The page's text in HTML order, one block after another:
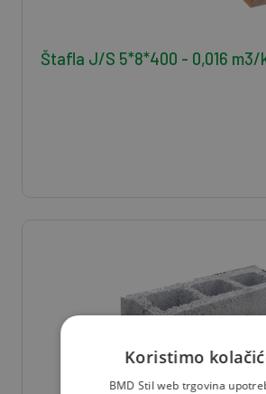
Štafla J/S 5*8*400 - 0,016 m3/
Koristimo
BMD Stil web trgovina